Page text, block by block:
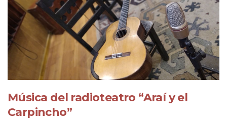
Música del radioteatro “Araí y el
Carpincho”